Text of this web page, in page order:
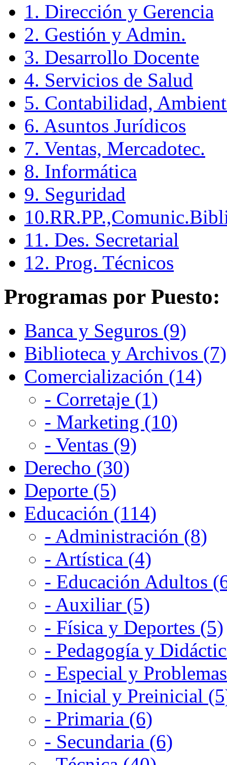
1. Dirección y Gerencia
2. Gestión y Admin.
3. Desarrollo Docente
4. Servicios de Salud
5. Contabilidad,
6. Asuntos Jurídicos
7. Ventas, Mercadotec.
8. Informática
9. Seguridad
11. Des. Secretarial
12. Prog. Técnicos
Programas por Puesto:
Banca y Seguros (9)
Biblioteca y Archivos (7)
Comercialización (14)
- Corretaje (1)
- Marketing (10)
- Ventas (9)
Derecho (30)
Deporte (5)
Educación (114)
- Administración (8)
- Artística (4)
- Educación Adultos
- Auxiliar (5)
- Física y Deportes (5)
- Pedagogía y
- Especial y
- Inicial y Preinicial
- Primaria (6)
- Secundaria (6)